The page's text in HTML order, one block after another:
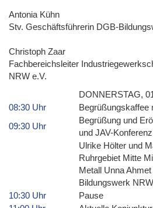
Antonia Kühn
Stv. Geschäftsführerin DGB-
Christoph Zaar
Fachbereichsleiter
NRW e.V.
DONNERSTAG,
08:30 Uhr
Begrüßungskaffee
09:30 Uhr
Begrüßung und
und JAV-Konferenz
Ulrike Hölter und
Ruhrgebiet Mitte
Metall Unna
Bildungswerk
10:30 Uhr
Pause